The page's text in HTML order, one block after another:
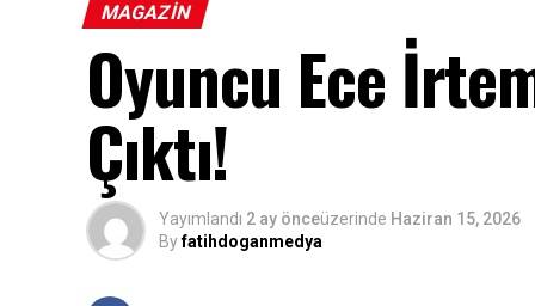
MAGAZIN
Oyuncu Ece
Çıktı!
Yayımlandı 2 ay önceüzerinde Haziran 15, 2026
Byfatihdoganmedya